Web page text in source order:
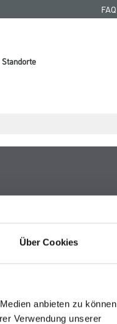
Über Cookies
anbieten zu können
Verwendung unserer
FAQ
Standorte